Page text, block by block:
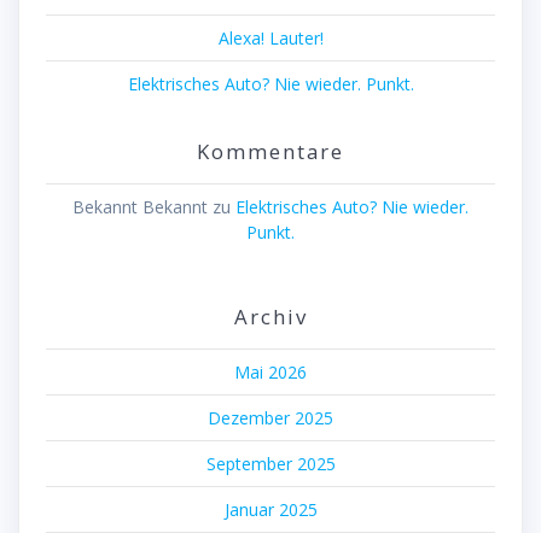
Alexa! Lauter!
Elektrisches Auto? Nie wieder. Punkt.
Kommentare
Bekannt Bekannt zu Elektrisches Auto? Nie wieder.
Punkt.
Archiv
Mai 2026
Dezember 2025
September 2025
Januar 2025